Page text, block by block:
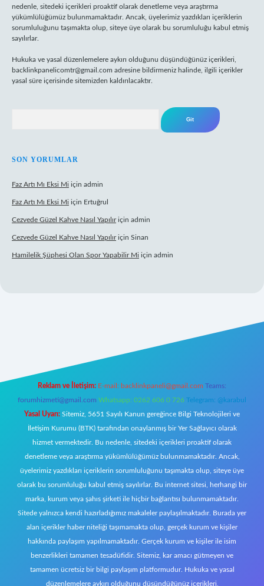
nedenle, sitedeki içerikleri proaktif olarak denetleme veya araştırma
yükümlülüğümüz bulunmamaktadır. Ancak, üyelerimiz yazdıkları içeriklerin
sorumluluğunu taşımakta olup, siteye üye olarak bu sorumluluğu kabul etmiş
sayılırlar.
Hukuka ve yasal düzenlemelere aykırı olduğunu düşündüğünüz içerikleri,
backlinkpanelicomtr@gmail.com adresine bildirmeniz halinde, ilgili içerikler
yasal süre içerisinde sitemizden kaldırılacaktır.
SON YORUMLAR
Faz Artı Mı Eksi Mi için admin
Faz Artı Mı Eksi Mi için Ertuğrul
Cezvede Güzel Kahve Nasıl Yapılıriçin admin
Cezvede Güzel Kahve Nasıl Yapılıriçin Sinan
Hamilelik Şüphesi Olan Spor Yapabilir Mi için admin
Reklam ve İletişim: E-mail: backlinkpaneli@gmail.com Teams:
forumhizmeti@gmail.com Whatsapp: 0262 606 0 726 Telegram: @karabul
Yasal Uyarı: Sitemiz, 5651 Sayılı Kanun gereğince Bilgi Teknolojileri ve
İletişim Kurumu (BTK) tarafından onaylanmış bir Yer Sağlayıcı olarak
hizmet vermektedir. Bu nedenle, sitedeki içerikleri proaktif olarak
denetleme veya araştırma yükümlülüğümüz bulunmamaktadır. Ancak,
üyelerimiz yazdıkları içeriklerin sorumluluğunu taşımakta olup, siteye üye
olarak bu sorumluluğu kabul etmiş sayılırlar. Bu internet sitesi, herhangi bir
marka, kurum veya şahıs şirketi ile hiçbir bağlantısı bulunmamaktadır.
Sitede yalnızca kendi hazırladığımız makaleler paylaşılmaktadır. Burada yer
alan içerikler haber niteliği taşımamakta olup, gerçek kurum ve kişiler
hakkında paylaşım yapılmamaktadır. Gerçek kurum ve kişiler ile isim
benzerlikleri tamamen tesadüfidir. Sitemiz, kar amacı gütmeyen ve
tamamen ücretsiz bir bilgi paylaşım platformudur. Hukuka ve yasal
düzenlemelere aykırı olduğunu düşündüğünüz içerikleri,